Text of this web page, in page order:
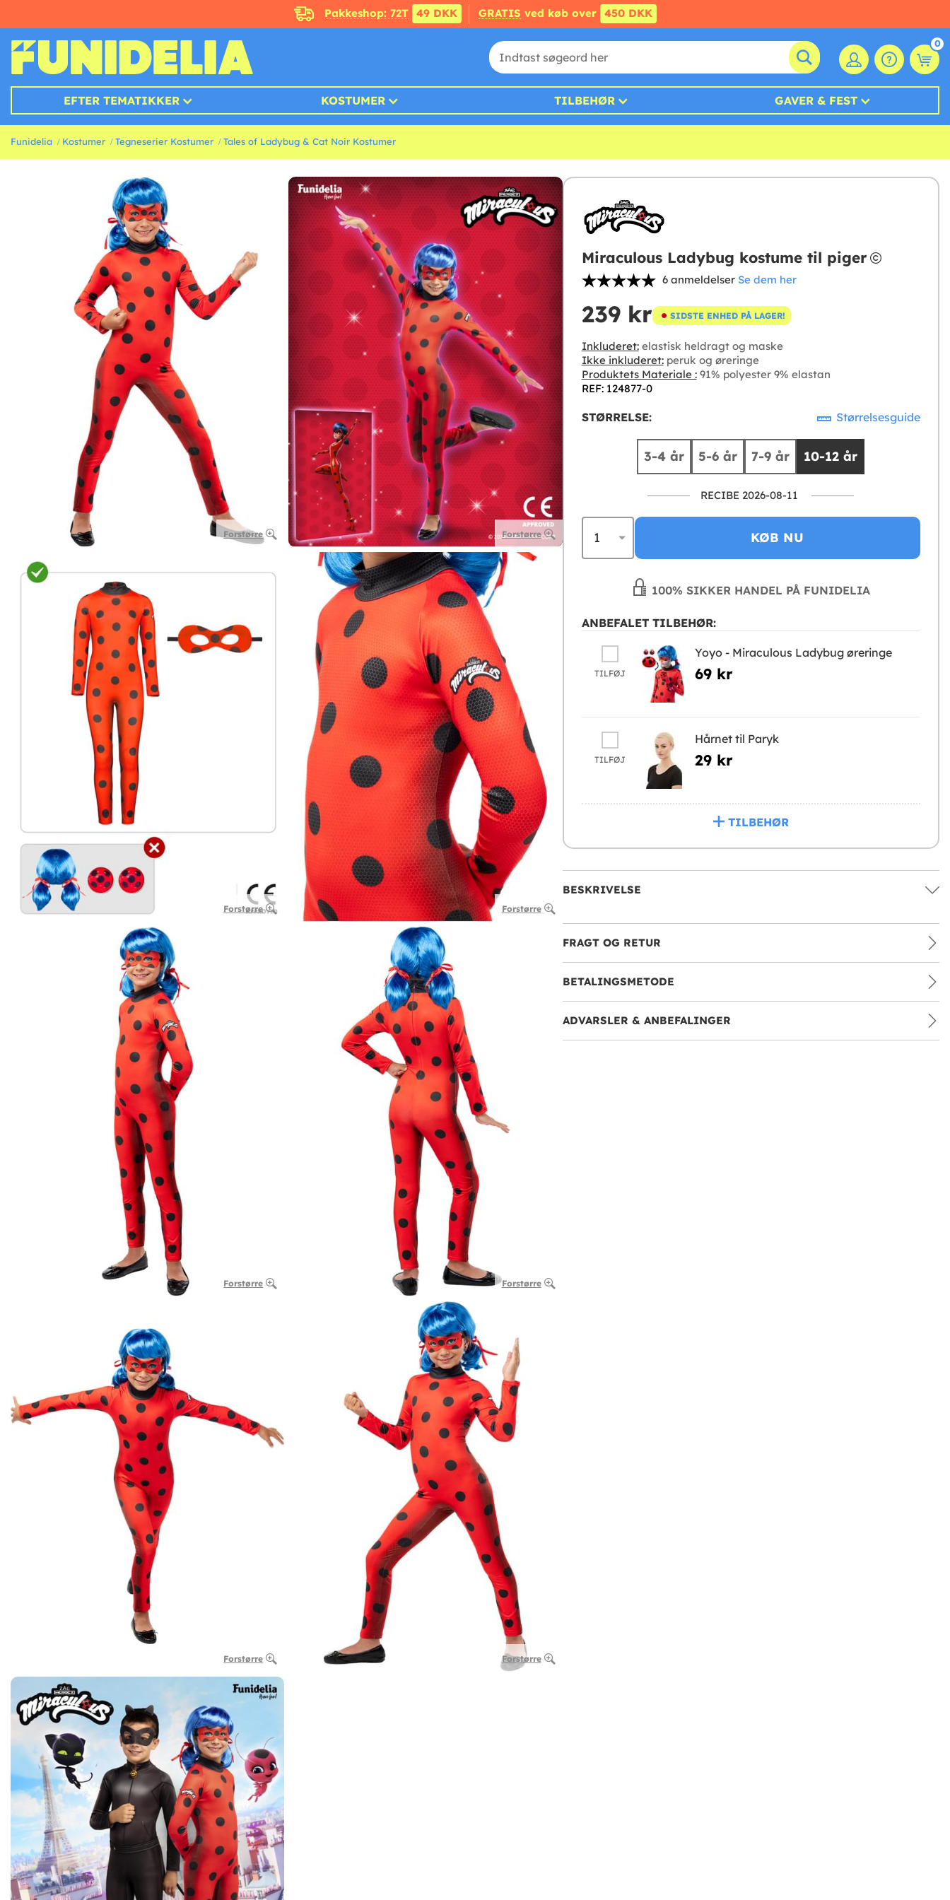
Pakkeshop: 72T 49 DKK GRATIS ved køb over 450 DKK
0
EFTER TEMATIKKER KOSTUMER TILBEHØR GAVER & FEST
Funidelia Kostumer Tegneserier Kostumer Tales of Ladybug & Cat Noir Kostumer
Forstørre Forstørre
Forstørre Forstørre
Forstørre Forstørre
Forstørre Forstørre
Miraculous Ladybug kostume til piger
6 anmeldelser Se dem her
239 kr SIDSTE ENHED PÅ LAGER!
Inkluderet:elastisk heldragt og maske
Ikke inkluderet:peruk og øreringe
Produktets Materiale :91% polyester 9% elastan
REF: 124877-0
STØRRELSE: Størrelsesguide
3-4 år 5-6 år 7-9 år 10-12 år
RECIBE 2026-08-11
KØB NU
100% SIKKER HANDEL PÅ FUNIDELIA
ANBEFALET TILBEHØR:
TILFØJ
Yoyo - Miraculous Ladybug øreringe
69 kr
TILFØJ
Hårnet til Paryk
29 kr
TILBEHØR
BESKRIVELSE
FRAGT OG RETUR
BETALINGSMETODE
ADVARSLER & ANBEFALINGER